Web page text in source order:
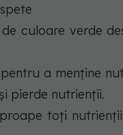
culoare verde
a menține
pierde nutrienții.
toți